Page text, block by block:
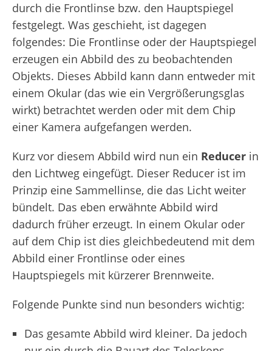
durch die Frontlinse bzw. den Hauptspiegel
festgelegt. Was geschieht, ist dagegen
folgendes: Die Frontlinse oder der Hauptspiegel
erzeugen ein Abbild des zu beobachtenden
Objekts. Dieses Abbild kann dann entweder mit
einem Okular (das wie ein Vergrößerungsglas
wirkt) betrachtet werden oder mit dem Chip
einer Kamera aufgefangen werden.
Kurz vor diesem Abbild wird nun ein Reducer in
den Lichtweg eingefügt. Dieser Reducer ist im
Prinzip eine Sammellinse, die das Licht weiter
bündelt. Das eben erwähnte Abbild wird
dadurch früher erzeugt. In einem Okular oder
auf dem Chip ist dies gleichbedeutend mit dem
Abbild einer Frontlinse oder eines
Hauptspiegels mit kürzerer Brennweite.
Folgende Punkte sind nun besonders wichtig:
Das gesamte Abbild wird kleiner. Da jedoch